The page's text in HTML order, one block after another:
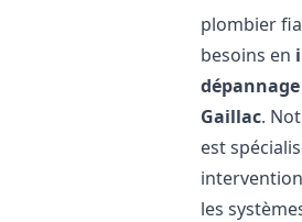
plombier
besoins en
Gaillac.
est
les